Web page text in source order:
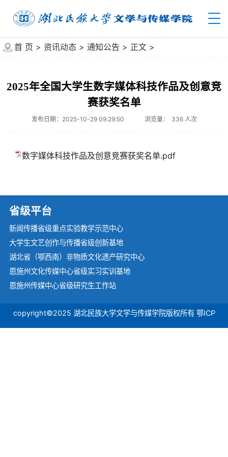
首 页 > 资讯动态 > 通知公告 > 正文 >
2025年全国大学生数字媒体科技作品及创意竞
赛获奖名单
发布日期：2025-10-29 09:29:50 浏览量： 336人次
数字媒体科技作品及创意竞赛获奖名单.pdf
省级平台
新闻传播省级重点实验教学示范中心
大学生文艺创作与传播省级创新基地
湖北省（鄂西南）非物质文化遗产研究中心
恩施州文化传媒中心省级实习实训基地
恩施州传媒中心省级研究生工作站
copyright©2025 湖北民族大学文学与传媒学院版权所有 鄂ICP